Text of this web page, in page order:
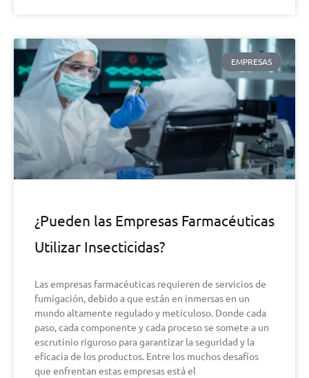
EMPRESAS
¿Pueden las Empresas Farmacéuticas
Utilizar Insecticidas?
Las empresas farmacéuticas requieren de servicios de
fumigación, debido a que están en inmersas en un
mundo altamente regulado y meticuloso. Donde cada
paso, cada componente y cada proceso se somete a un
escrutinio riguroso para garantizar la seguridad y la
eficacia de los productos. Entre los muchos desafíos
que enfrentan estas empresas está el